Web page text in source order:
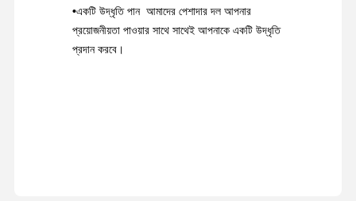
•একটি উদ্ধৃতি পান ️ আমাদের পেশাদার দল আপনার
প্রয়োজনীয়তা পাওয়ার সাথে সাথেই আপনাকে একটি উদ্ধৃতি
প্রদান করবে।